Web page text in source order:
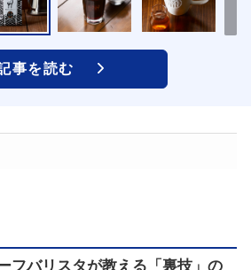
事を読む
ーフバリスタが教える「裏技」の